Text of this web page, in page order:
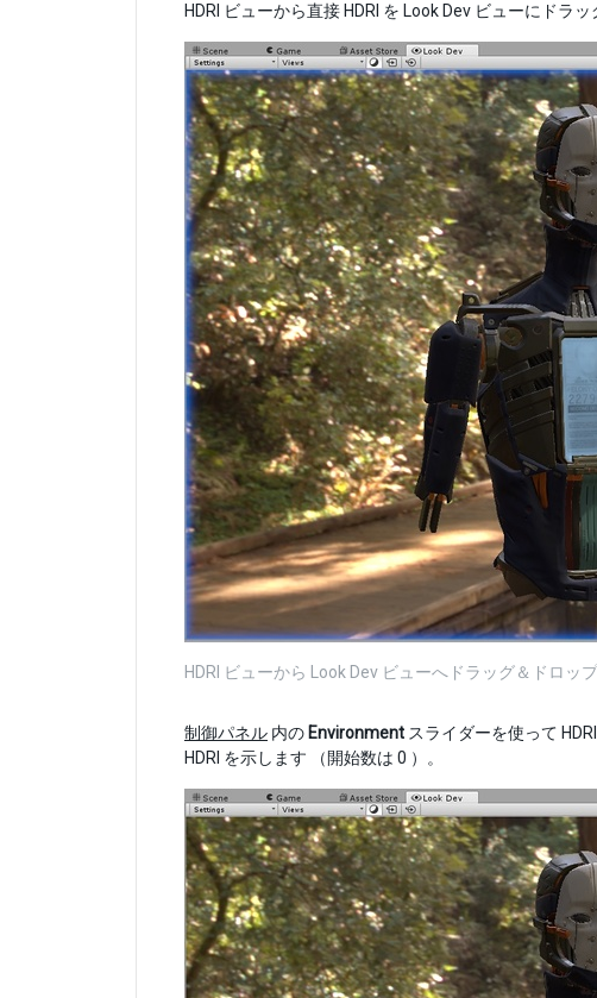
HDRI ビューから直接 HDRI を Look Dev ビューにドラ
HDRI ビューから Look Dev ビューへドラッグ＆ドロッ
制御パネル 内の Environment スライダーを使って
HDRI を示します （開始数は 0 ）。